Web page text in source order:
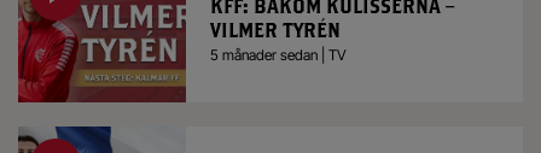
KFF: BAKOM KULISSERNA –
VILMER TYRÉN
5 månader sedan | TV